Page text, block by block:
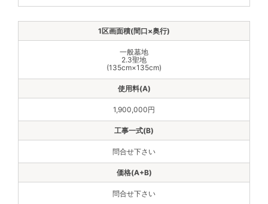
一般墓地
2.3聖地
(135cm×135cm)
1,900,000円
問合せ下さい
問合せ下さい